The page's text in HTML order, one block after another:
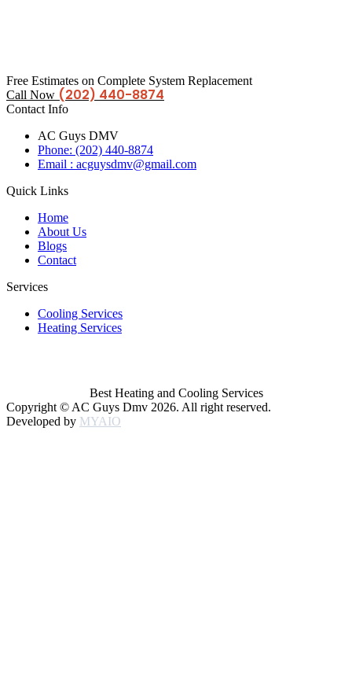
Free Estimates on Complete System Replacement
Call Now (202) 440-8874
Contact Info
AC Guys DMV
Phone: (202) 440-8874
Email : acguysdmv@gmail.com
Quick Links
Home
About Us
Blogs
Contact
Services
Cooling Services
Heating Services
Best Heating and Cooling Services
Copyright © AC Guys Dmv 2026. All right reserved.
Developed by MYAIO